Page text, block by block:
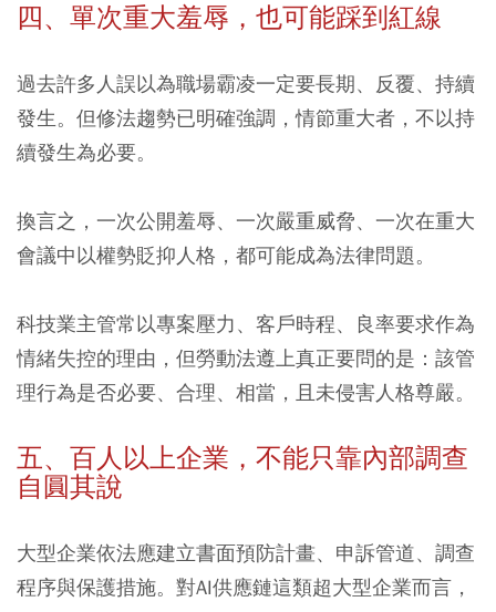
四、單次重大羞辱，也可能踩到紅線
過去許多人誤以為職場霸凌一定要長期、反覆、持續
發生。但修法趨勢已明確強調，情節重大者，不以持
續發生為必要。
換言之，一次公開羞辱、一次嚴重威脅、一次在重大
會議中以權勢貶抑人格，都可能成為法律問題。
科技業主管常以專案壓力、客戶時程、良率要求作為
情緒失控的理由，但勞動法遵上真正要問的是：該管
理行為是否必要、合理、相當，且未侵害人格尊嚴。
五、百人以上企業，不能只靠內部調查
自圓其說
大型企業依法應建立書面預防計畫、申訴管道、調查
程序與保護措施。對AI供應鏈這類超大型企業而言，